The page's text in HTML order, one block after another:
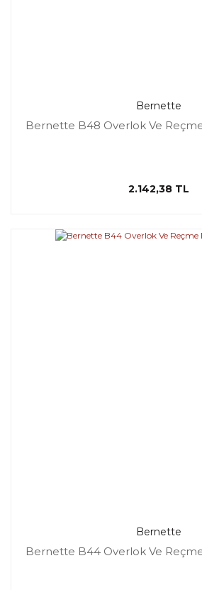
Bernette
Bernette B48 Overlok Ve
2.142,38 TL
Bernette
Bernette B44 Overlok Ve